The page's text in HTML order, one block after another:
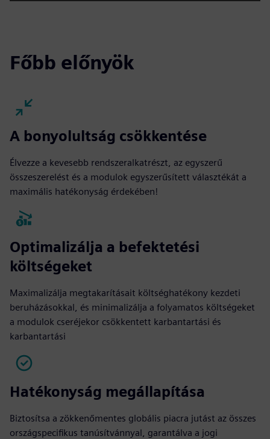
Főbb előnyök
A bonyolultság csökkentése
Élvezze a kevesebb rendszeralkatrészt, az egyszerű
összeszerelést és a modulok egyszerűsített választékát a
maximális hatékonyság érdekében!
Optimalizálja a befektetési
költségeket
Maximalizálja megtakarításait költséghatékony kezdeti
beruházásokkal, és minimalizálja a folyamatos költségeket
a modulok cseréjekor csökkentett karbantartási és
karbantartási
Hatékonyság megállapítása
Biztosítsa a zökkenőmentes globális piacra jutást az összes
országspecifikus tanúsítvánnyal, garantálva a jogi